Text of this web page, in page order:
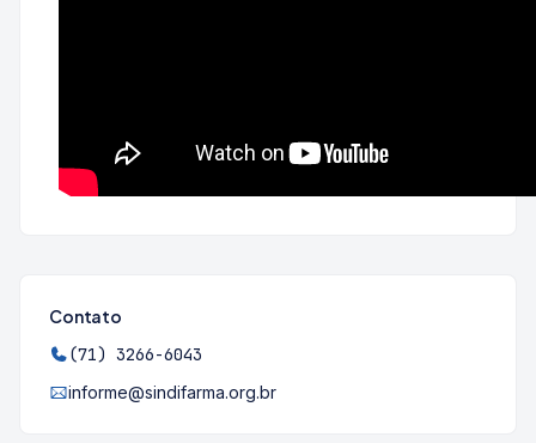
Contato
(71) 3266-6043
informe@sindifarma.org.br